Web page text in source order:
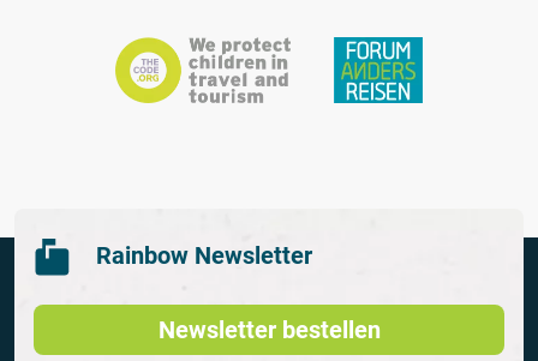
Rainbow Newsletter
Newsletter bestellen